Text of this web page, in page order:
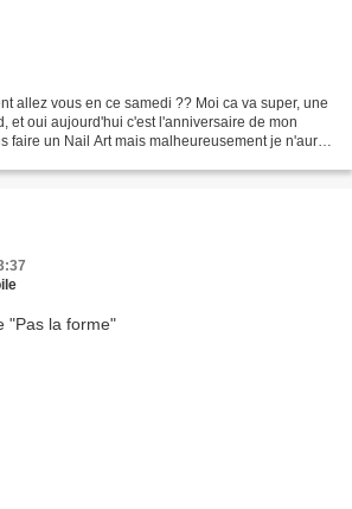
allez vous en ce samedi ?? Moi ca va super, une
et oui aujourd'hui c'est l'anniversaire de mon
faire un Nail Art mais malheureusement je n'aurai